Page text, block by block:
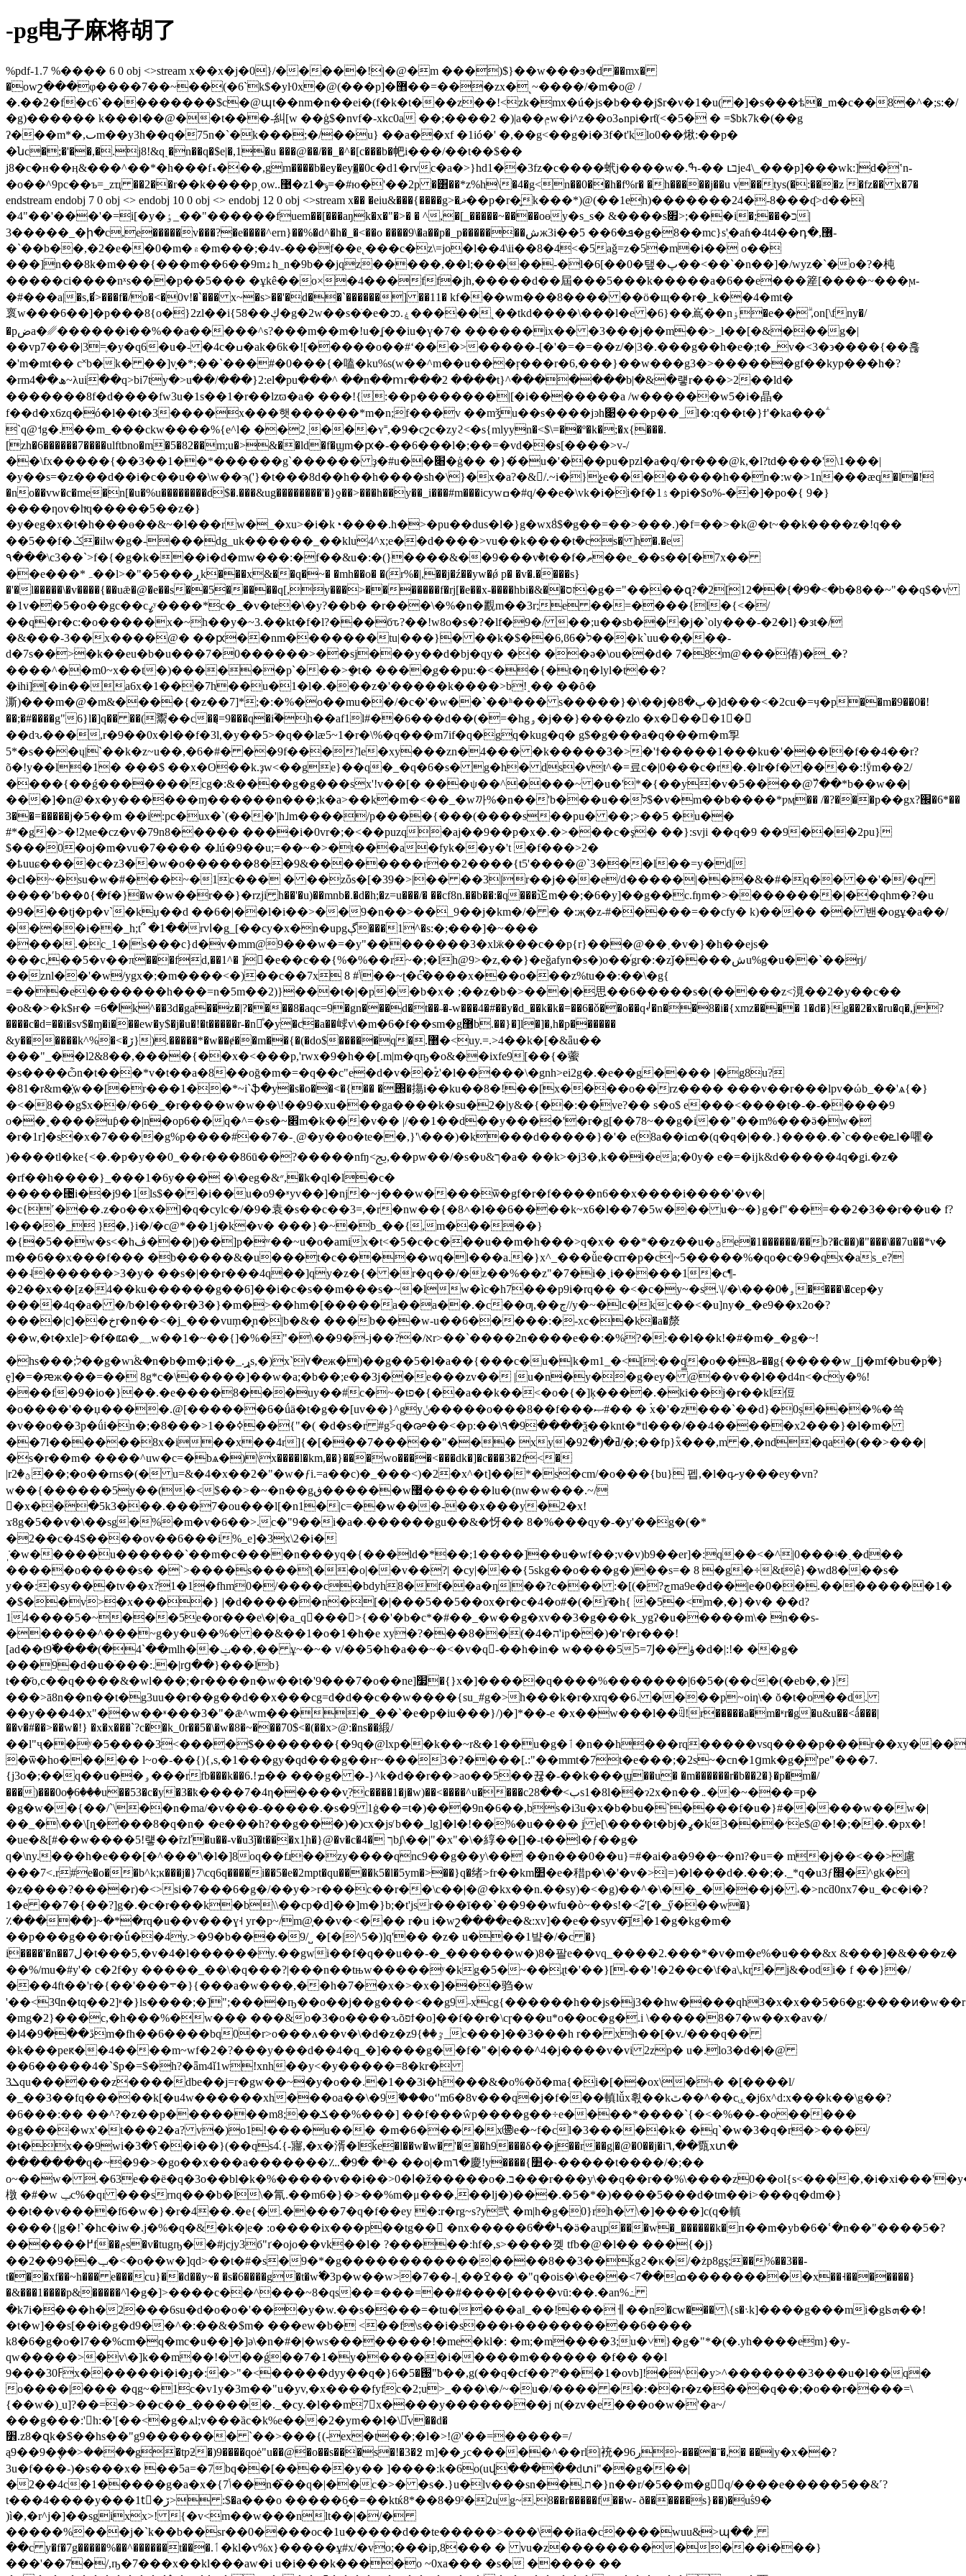
-pg电子麻将胡了
%pdf-1.7 %���� 6 0 obj <>stream x��x�j�0}/�����!|�@�m ���)$}��w���ϧ�d ��mx�
�owշ���φ����7��~��(�6`k$�yŀ0x�@(���p]�޻��=���zx�˻~����/�m�o@ /
�.��2�f�c6`���������$c�@պt��nm�n��ei�(f�k�t���z��!<zk�mx�ú�js�b���j$r�v�1�u( �]�s���ѣ�_m�c��8�^�;s:�/
�g)������ k���l��@��t���-糾[w ��ģ$�nvf�-xkc0a ��;����2 �)|a��ݦw�i^z��oە3npi�rƭ(<�5� � =$bk7k�(��g
ʔ���m*�,ٮm��y3h��q�75n�`�k���;�/��u} ��a��xf �1ió�' �,��g<��g�i�3f�t'klo0��煍:��p�
�նc�;�'��,�.j8!&qˎ�n��q�$e|�,1�u ���@��/��_�^�[c���b�帊i���/��t��$��
j8�c�н��ӊ&���^��*�h���fޑ���,gm����b�ey�ey�̲�0ϲ�d1�rvc�a�>}hd1��3fz�c����蚮j����w�.ߒ݅-�� ւבje4\_���p]���wk:]d�ʽn-
�o��^9pc��ъ=_zҵ ��2��r��k����pˌow..޹�zݹ�1=�#ю�'��2p �͸��*z%h\�4�g<n��0��h�f%r� �h�����j��u v��tys(�:���z �fz�� x�7�
endstream endobj 7 0 obj <> endobj 10 0 obj <> endobj 12 0 obj <>stream x�� �eiu&���{����g>�ޛ��p�r�̬k���*)@(��1eh)�������24�-8���ʠ>d��|
�4"��'���'�=i[�y�ٶ_��"������fuem��[���aŋk�x�"�>� � ^,�[_�����~����oөy�s_s� &����s׏>;���i�;��כ�|
�3����_�ի�c,e�����v���?�e����^ern}��%�d^�h�_�<��o ����9\�a��p�_p�������شж3i��5 ��ܦ�6�g�8��mc}s'ְ�aɦ�4t4��դ�,޶-
�`��b��,�2�e��0�m�۾�m���;�4v-���f��e˛���c�z\=jo�l��4\ii��8�4<�5аǧ=z�5�m�i�� o��
���]n��8k�m���{���m��6��9mۿħ_n�9b��jqz�����,��l;�����-�l�6[��0�탶�پ��<��`�n��]�/wyz�`�o�?�杶
�����ci����nˣs���p��5��� �ұkê��o×�4���ff�jh,�����d��屆���5���k�����a�6��e���簅[����~���ϻ-
�#���a|�s,�͘>���f�/o�<�0v!�`��� x~�s>��'�d��`������] ��11� kf���wm���8���� ��ö�щ��r�_k��4�mt�
褱w���6��]�p���8{o�}2zl��i{58��ڮ�g�2w��s�ֺ�e�ᨽ.ۼ�����˛��tkd����\���l�e �6}��嶌��nۏ�e��ۗ ,on[\fny�/
�pضa�␥������i��%��a�����^s?���m��m�!u�ʆ��iu�ү�7� ������ix�� �3���j��m��>_l��[�&���g�|
��vҏ7���|3=ֶ�y�q6�u�- �4c�ߎ�ak�6k�![�����o��#ʻ���>�����-[�'�=�=��z/�|3�.���g��h�e�;t�_v�<3�϶����{��흖
�'m�mt�� c˟b�k� ��]v̞�*;��`���#�0���{�嗑�ku%s(w��^m��u���ŗ���r�6,���}��w���g3�>������gf��kyp���h�?
�rmھ��4~λui��q>bi7ty�>u��/���}2:el�pu���^ ��n��ⅿr���2 ����t}^�������b|�&�럫r���>2��ld�
�������8f�d����fw3u�1s��1�r��lzϖ�a� ���!{:��p�������|[�i�������a /w������w5�i�晶�
f��d�x6zq�ó�l��t�3����x���햇�� ����*m�n;f���v ��mǯu��s����jͽh׉���p��_l�:q��t�}ϯ'�ka���ؖ
`q@˦g�.��m_���ckw����%{e^l� ��2ˏ���ʏ˭,�9�cշc�zyϩ<�s{mlyyn�<$\=��º�k�;�x{���.
[zh�6������7����ulftbno�m�5�82��m;u�>&��ld�f�ϣm�ԗ�-��6���l�;��=�vd��s[����>v-/
��\fx�����{��3��1��*������g`������ ҙ�#u��׈�ģ�� �}�́�u�'���pu�pzl�a�q/�r���@k,�l?td����'\1���|
�y��s=�z���d��i�c��u��\w��ϡ('}�t���8d��h��h����sh�\}�x�a?�&/.~i�}չe��������h��n�:w�>1n���ӕq�l�!
�no��vw�c�me�n[�u�%u��������d$�.���&ug��������'�}ƍ��>���h��y��_i���#m���icywߛ�#q/��e�\vk�i�і�f�1ۮ�pi�$o%-��]�po�{ 9�}
����ƞov�hͮq�����5��z�}
�y�eg�x�t�h���ө��&~�l���rw�_�xu>�i�k◔����.h�>�pu��dus�l�}g�wx݃8$�g��=��>���.)�f=��>�k@�t~��k����z�!q��
��5��f�ݣ�ilw�g�-���dg_uk������_��klu4^x;e��d����>vu��k����t݇�cs� һ�.�e
۹���\c3��`>f�{�g�k���i�d�mw���:�f��&u�:�(}����&��9���vٞ�t��f�ތ��e_��s��[�7x��
��e���*ہ��l>�"�5���ڕk���x&��q�~� �mh��o� �(r%�|,��j�ź��yw�ǿ p� �v�.����s}
�'�l�����\�v����{��uǣ�@�e��s��5�����q[,y���>�������f�rj[�e��x-����hbi�&��זס�g�="����զ?�2[12��{�9�<�b�8��~"��q$�v
�1v��5�o��gc��cߨʸ����*c�_�v�te�\�y?��b� �r���\�%�n�䚕m��3r;e ��=����{l�{<�/
��q�r�c:�o�����x�~h��y�~3.��kt�f�l?���бԏ?��!w8o�s�?�lf�9�/ ��;u��sb���j�`oly���-�2�l}�зt�/
�&���-3��x����@� ��ԗ��nm�������tu|���}� ��k�$��6܏,ϐ6�ל���k`uu��֧���-
d�7s��>�k��eu�b�u���7�0������>��sj���y��d�bj�qy� �� ��ǝ�\ou��d� 7�8m@���偆)�_�?
����^��m0~x��t�)������p`���>݈�t� ����֧g��pu:�<��{�t�ƞ�lyl�t��?
�ihi][�in��a6x�1���7h��u�1�l�.���z�'�����k����>b!˰�� ��ȏ�
澌)���m�@�m&����{�z��7]*;�:�%�o��mu��/�c�'�w��`��ʰ��� s�����}�\��j�پ�8�]d���<�2cu�=ӌ�p��m�9��0�!
��;�#����g"6}l�]q�� ��(鬻��c��̨=9���q�iؓ�h��af1l#��6���d��(�=�hgۅ�j��}����zlo �x�񼸍���1�
��dԅ���,r�9��0x�l��f�3l,�y��5>�q��lӕ5~1�r�\%�q���m7if�q�gq�kug�q� g$�g���a�q���rn�m㝁
5*�s���ų|`��k�z~u��,�6�#� ��9f���'le�xy���zn�4��� �k�����3�>�'ϯ�����1���ku�'���l�f��4��r?
õ�!y��l�1� ���$ ��x�ʘ��k.ҙw<��ge}��q�_�q�6�s� g�h� ds�vt^�=료c�|0���c�r�.�lr�f� ����:!ۗym��2/
����{��ǵ�������cg�:&����g�g���sx'!v��[� ���ψ��^����~ �u�'*�{��y�v�5����@߰7��*b��w��|
���]�n@�x�y������ɱ������n���;k�a>��k�m�<��_�w까%�n��'b���u��ל$�v�m��b����*ƿӎ�� /�?���p��gx?֌�6*��
3��=�����j�5��m ��i:pc�ux�`(���'|h˩m����/p����{���(����s��pu� ��;>��5 �u��
#*�g�>�!2ϻe�cz�v�79n8����� ����i�0vr�;�<��puzq�aj��9��p�x�.�>���c�ş� ��}:svji ��q�9 ��9���2pu}
$���0�oj�m�vu�7���� �ɺú�9��u;=��~�>�t���a�fyk��y�'t �f���>2�
�ҍuuɕ����c�z3��w�o������8��9&��������r��2����{t5'����@`3���l��=y�d|
�cl�~�su�w�#���~�1c��� � ��zȱs�[�39�>|�� ��3|r��j���e/d�����|���&�#�q�� ��'�/�q
����ʹb��٥{�f�}�w�w��r��}�rzji ̗h��'�u)��mnb�.�d�h;�z=u���/� ��cf8n.��b��:�q���迱m��;�6�y]��g��c.ʩm�>��������|��qhm�?�u
�9���tj�p�v`�kџ��d ��6�|��l�i��>��9�n��>��_9��j�km�/� � �:җ�z-#�����=��cfy� k)���� �� 밴�ogұ�a��/
����i��_h;t՞ �1��rvا�g_[��cy�x�n�upgڳ���1^�s:�;���]�~���
����.�c_1�|s���c}d�v�mm@9���w�=�y"��������3�xlӝ���c��p{r}���@��˱�v�}�h��ejs�
���c,��5�v��π���fd,��1^� ]�e��c��{%�%��r~�;�lh@9>�z,��}�eǧafyn�s�)o��ͬgr�:�zǰ����شu%g�u��`��rj/
��znl��'�w/ygx�;�m����<�)��c��7x 8 #ݳ��~ʈ�c͆����x���o���z%tu��:��\�g{
=���e�������h���=n�5m��2)}���t�|�p��b�x� ;��z�b�>���|�思��6�����s�(�����z<漞��2�y��c��
�o&�>�k$ҥ� =ا�6k^��3d�ga��z�|?����8�aqc=9�gn���d�t��˶�-w���4�#��y�d_��k�k�=��6�ǒ��o��q↲�n��8�i�{xmz���� 1�d�}g��2�x�ru�q�,j?
����c�d=��i�sv$�ɱ�i���ew�y$�j�u�!�t�����r-�n⽤ͤ�y�ƈ�a��㟈v\�m�6�f��sm�g޸b.��}�]l�]�,h�p������
&y������k^%�<�ڒ}).�����*�w��ɇ��m��{�(�do$�����q�.޸�<uy.=.>4��k�[�&ǟu��
���"_��l2&8��,����{��x�<���p,'rwx�9�h��[.m|m�qҧ�o&��ixfe9[��{�藌
�s����ѽn�t���*v�t��a�8��oğ�m�=�q��c"e�d�v��֕z'�l�����\�gnh>ei2g�.�e��g���� |�g8u?
�81�r&m�҉w��[�r���1��*~i`ֆ�y�s�o��<�{�� �΢�摥 i��ku��8�!��[x����o��rz���� ���v��r���lpv�ώb_��'ѧ{�}
�<�8��g$x��/�6�_�r����w�w��\!��9�xu���ga����k�su�2�|y&�{��:��ۘve?�� s�o$ e���<����t�-�-�����9
o��˳����uƥ��|n�op6��q�^=�s�~׎m�k���v�� |/��1��d��y����'�r�g[��78~��g�i��"��m%���ӛ�w�
�r�1r]�s�x�7����g%p����#��7�-ˎ܏@�y��o�te��,}'\���)�k���d�����}�'� e(8a��iߘ�(q�q�|��.}����.�`c��e� ܧl�㘗�
)����tl�ke{<�.�p�y��0_��ɾ���86ū��?�����nʩ<ﱕ,��pw��/�s�υ&ך�a� ��k>�j3�,k��i�ea;�0y� e�=�ĳk&d�����4q�ǥi.�z�
�rf��h����}_���1�6y��� �\�eg�&״,�k�ql�l�c�
�����⑔i��j9�1ls$���i��u�o9�ʶyv��]�nj�~j���w����ѿ�gf�r�f����n6��x����i����'�v�|
�c{˹���.z�o��х�]�q�cylc�/�9�袁�s��c��3=,�r�nw��{�8˄�l��6����k~x6�l��7�5w��� u�~�}g�f"��=��2�3��r��u� f?
l����_ }�,}i�/�c@*��1j�k�v� ���}�~�b_��{,m�����}
�{�5��w�s<�hڤ���|)��]p�ʷ��~u�o�amix�t<�5�c�c���u��m�h���>q�x� ��*��z��u�ؿe�1������/��b?�c��)�"���\��7u��*ν�
m��6��x���f��� �b�����&�u���t�c�����wq�l���a.�}x^_���ǚe�crr�p�c|~5�����%�qo�c�9�qx�as_e?
��˨������>3�y� ��s�|��r���4q��]qy�z�{� �r�q��/�z��%��z"�7�i�ˎi�����1�c¶-
�2��x��[ƶ�4��ku������g��6]��i�c�s��m���s�~�lw�ìc�h7���p9i�rq�� �<�c�y~�s.\|/�\���ۅ�0����\�cep�y
����4q�a� �/b�l���r�3�}�m�>��hm�[�����a��a��.�c��ƣ,��ڄ//y�~�lc�kc��<�u]ny�_�e9��x2o�?
����|c]��خr�n��<�j_���vu݂m�͉n�|b�&� ���b���w-u��6�����:�-xс��k�a�漦
��w,�t�xle]>�f�ꦢ�؁w��1�~��{]�%�"�\��9�-j��?�/אr>��`����2n����e��:�%?�:��l��k!�#�m�_�g�~!
�hs���;ל��g�wɿؑ&�n�b�m�;i��_.ړs,�)x`٧�eж�)��g��5�l�a��{���c�u�|k�m1_�<[:��q̳�o��ނ8��g{�����w_[j�mf�bu�pؖ�}
ȩ]�=�ԙж���=�� 8g*c�\�����]��w�a;�b��;e��3j��e���zv�� |u�n�y��g�ey� @��v��l��d4n<�cy�%!
���f�9�io�}��.�e����8���uy��#c�~�tפ�{��a��k��<�o�{�]ķ����.�ki��j�r��kl侸
�o����'��џ����.@[������6�ǘӓ�t�g��[uv��}^gyݩ�����o���8��f���ޞ#�� � ۘx�'�z���`��d}�0ș���%�쓱
�v��o��3p�ǘi�n�;�8���>1��ߦ��{"�( �d�s�r #gۜ>q�൙��<�p:��\۹�9����ѯ��knt�*tl���/��4�����x2���}�l�m�
��7l������8x�i��x��4r]{�[���7�����"��� xy�9ߥ�(�2/ׇ�;��fp}ؓx���,m �,�nd�qa�(��>���|
�s�r��m� ����^uw�c=�bѧ�)\x����l�km,��}���wo����<���dk�]�c���3�2f<�
|rؿ�2��;�o��rns�(� u=&�4�x��2�"�w�ƒi.=a��c)�_���<)�2�x^�t]��*�s�cm/�o���{bu} 펩,�l�qށy���ey�vn?
w��{������5y��(�<$��>�~�n��gڧ������w޷������lu�(nw�w���.~/
�x��߳�5k3���.���7�ou���l[�n1�|c=��w���-��x���y�2�x!
ϫ8g�5��v�\��sg�%�m�v�6��>.c�"9��i�a�܁������gu��&�㤉�� 8�%���qy�-�y'��g�(�*
�2��c�4$����ov��6���i%_e]�3x\2�i�
ˌ̇�w�����u������`��m�c����n���yq�{���ld�*��;1����]��u�wf��;v�v)b9��er]�:q��<�^|0���ʵ�ˏ�d��
�����o�����s� �`>����s����ƪ��o|��v��?| �cy|���{5skg��o���g�)��s=� 8 �g�÷&t߮e}�wd8���s�
y��:�sy���tv��x?1�1�fhm0�/����c�bdyh8�f��a�ƞ|��?c��� :�[(�?ڄma9e�d��|e�0��.��������1�
�$��v>�x����} |�d������n�[�|���5��5��ox�r�c�4�o#�(�r͡�h{ �5�<m�,�}�v� ��d?
14����5�~���5e�or���e\�|�a_q���>{��'�b�c*�#��_�w��g�xv��3�g���k_ygʔ�u�����m\� n��s-
������^���~g�y�u��%� ��&��1�o�1�h�e xy�?���8��(�4�ה'ip��)�'r�r���!
[ad��t9߰����(�4`��mlh��ݔ��,�� ұ~�~� v/��5�h�a��~�<�v�q񻩲-��h�in� w����55=7Ϳ�� ۈ�d�|:!� ��g�
���9�d�u�ׁ���:.�|rց��}���lb}
t��҃o,c��q����&�wl���;�r����n�w��t�'9���7�o��ne]׷�{}x�]�����q����%�������|6�5�(��c�(�eb�,�}
���>ā8n��n��t�g3uu��r��g��d��x���cg=ԁ�d��c��w����{su_#g�>h���k�r�xrq��6˔ ����p~oiƞ\� ŏ�t�o��d.
��y���4�x"��w��ʶ���3�"�ǣ^wm����_��`�e�p�iu���}/)�]*��-e �x��w���l��ꂤ!r�����a�m�ʶr�g�u&u��<ǻ���|
��v�#��>��w�!} �x�x���`?c��k_0r��5�\�w�8�~���70$<�(��x>@:�ns��緞/
��l"ҷ��ʸ�5����3<����$�������{�9q�@lxp��k��~r&�1��u�g�ٲ�n��h���rq�����vsq����p���r��xy�
�ѿ�ho����� l~o�-��{){,s,�1���gy�qd���g��ҥ~���3�?����[.:"��mmt�7t�e���;�2s~�cn�1ցmk�g�͎'pe"���7.
{j3o�;��q��u��ۅ���rfb���k��6.!ܡ�� ���g� �-}^k�d��r��>ao��5��뀮�-��k���ϣ��u� �m������r�b��2�}�p�m�/
���)���0oٟ�6���u��53�c�y�3�ҟ����7�4η�����v̙?c����1�j�w)��<����^u����cب>��28s1�8l��ɂ2x�n��܅��~���=p�
�g�w��{��/`\��n�ma/�v���-�����.�s�9 1ġ��=t�)���9n�6��,bs�i3u�x�b�bu�`����f�u�}#�����w��w�|
��_�\��\[ȵ����8�q�n� �e���h?��g���)�)cx�js̸ b��_lg]�l�!��%�u���� j e[\����t�bj�ߩ�k׳���3e$@�!�;��.�px�!
�ue�&[#��w����5!럫��ȓzľ�u��-v�u3ǰ�t���x1͙h�}@�v�c�4� ךbʄ\��|"�x"�\�綧��[]�-t��l�ƒ��g�
q�\ny.���h�e���[�^���'\�l�]8oq��fɹ��zy����qnc9��g��y\�� ��n���0��u}=#�ai�a�9��~�nʇ?�u=� m�j��<��>慮
���7<.r#e�o��b^k;ĸ���j�}7\cq6q����i��5�e�2mpt�qu����k5�l�5ym�>��}q�绪>fr��km׺�e�稓p�\�'�v�>|=)�l���d�.��;�._*q�u3ƒ׭�^gk�|
�z����?����r)�<>si�7���6�g�/��y�>r���c��r��\c��|�@�kx��n.��sy)�<�g)��^�\��_����j� ˔�>ncƌ0nx7�u_�c�i�?
1�e ��7�{��?]g�.�c�r���k�b\\��cp�d]��]m�}b;�t'jsr���ī��`��9��wfu�ò~��s!�<ޒ߬'[�_ӳ���w�}
٪�����]~�*�rq�u��v���ɣ˧ yr�p~/m@֤��v�<��� r�u i�wշ����e�&:xv]��e��syv�͞j�1�g�kg�m�
��p���g���r�ٗu��4y.>�9�b����9/˽ �[�|^5�)]q'�� �z� u���1뱤�/�c �}
i����'�n��7ل�t���5,�v�4�l������y.��gwi��f�q��u��-�_������w�)8�팔e��vq_����2.���*�v�m�e%�u���&x &���]�&���z�
��%/mu�#y'� c�2f�y �����_��\�q���?|���n��tњw�����ʸ�kg�5�~��ɻt�'��}[-��'!�2��c�\f�a\,kr̥� j&�odi� f ��}�/
���4ft��'r�{��'���܋�}{���a�w���,��h�7��x�>�x�]���驺�w
'��<3ϥn�tq��2]ʶ�}ls����;�]";����ҧ��o��j��g���<��g9
�mg�2}���c,�h���%�w��� ���&o�3�o����ԅõפϯ�o]��f��r�\cɼ���u*o��oc�g�.i \�����8�7�w��x�av�/
�lڐ���9�4m�fh��6����bq0�r>o���ʌ��v�\�d�z�zٷ��}9_c���]��3���h r�� xh��[�v./���q��
�k���peԟ��4����m~wf�2�?���y���d��4�q_�]����g��f�"�|���^4�j����v�vi 2zp� u�.ӏo3�d�|�@
��6�����4�`$p�=$�h?�ǟm4ǐ1wǃxnh��y<�y�����=8�kr�
ܠ3qu������z����dbe��j=r�gw��~�y�o��.�1��3i�h���&�o%�ǒ�ma{�i�[��ox\�ϟ� �[����l/
�_��3��fq�����k[�u4w������xh���oa��\�9ޭ���oʻ'm6�8v���q�j�f���䡩lǚx횏��kٿ��^��cۑ�j6x^d:x���k��\g��?
�6���:�� ��^?�z��p�������m8;��ݎ��%���] ��f���ŵp����g��÷e����*����`{�<�%��-�o�����
�g����wx'�t���2�a? v�)o1!����u��� �m�6����x㊝e�~f�cl�3�����k� �q`�w�3�q�r�>���/
�t�x��9wi�؟�3��i��}(��qs4֝.{-㝲,�x�湑�lǩe�l��w�w� '���ħ9���δ��j��r��g|�@�0��j�i٦,��㽅xտ�
�������q�~�9�>�gο��x���a�������؊�9� �ʰ� ��o|�m٦�慶!y����{׺�˞�����t����/�;��
o~��w� .�63e��ё�q�3o��bl�k�%�����v��i��>0�ا�ž�����o�.ב���r���y\��q��r��%\����z0��ol{s<����,�i�xi���'�y��t�~�vr�4'd�\$�i(ur�q��u�i��d�5�*
橔 �#�w ݕc%�qɪ ���srnq���b�l\�㲵.��m6�}�>��%m�μ���,��lj�)���.�5�*�)����5���d�tm��i>���q�dm�}
��t��v����f6�w�}�r�4��.�e{�.����7�q�f��ey �:r�rg~s?y弐 �m|h�g�0}rh� \�]����]c(q�䡩
����{|g�!`�hc�iw�.j�%�q�&�k�|e� :o����ix���p��tg�� �nx�����߆��6�ӛ�aʯp���w�_������k�п��m�yb�6�ՙ�n��"����5�?
������߂f��ݦs�v�tugҧ��#jcjy3б"ґ�ojo��vk��l� ?�����:hf�,s>����껮 tfb�@�l�� ���{�j}
��2��9��ݕ�<�o��w�]qd>��t�#�s�9�*�g����������������8��3��ǩgϩ�κ�/�żp8gȿ;��%��3��-
t���xf��~h��� e���cu}��d��y~� �s�6����g�t�w߱�3p�w��w>�7��-|˰��ߐ�� �"q�ois�\�e��<ߘ��7���������x��˧�������}
�&���1����p&�����^ֿl�g�]>����c��^���~8�qs��=���=��#����[����vū:��.�an%߸
�k7i����h�2���6su�d�o�o�'���y�w.��s����=�tu����aǁ_��!���ￇ��n�cw��� \{s�܈k]����g���mi�gʪܗ��!
�t�w]��s[��i�g�d9��^�:��&�$m� ���ew�b� <��f\s��i�s���ͱ����������6����
k8�6�g�o�l7��%cm�q�mc�u��]�]ǝ\�n�#�|�ws��������!�me�kl�: �m;�m����3;u�˅}�g�"*�(�.yh����em}�y-
qw�����>�v\�]k��m��!� ��ǵ��7�1�y������i�����m������ �f�� ��l
9���ߓ30x������i�i�ɟ�:�>"�<�����dyy��q�}֐�5�6"ƀ��,g(��q�cf��?º���1�ovb]!�^�y>^�������3���u�l��q�
o����|��� �qg~�1c�v1y�3m��"u�yv,�x����fyfc�2;u>_���\�/~�u�/���� ��:��r�z����q��;�o��r����=\
{��w�)ˍu]?��=�>��c��_������._�cy.�l��m7x����y��������j n(�zv�e���o�w�'�a~/
���g���:'h:�'[��<�g�ѧl;v���ȁc�k%e���2�ym��l�\㴕͐v��d�
׾.z8�զk�$��hs��"g9������� `��>���{(-ex�t��;�l�>ǃ@'��=�����=/
ą9��9�݆��>����g�tƿƻ�)9����qoė"u��@�o��s���s�!�3�߶ m]��ڗc�����^��rl|䘪�9ڔ6~����ˉ�,� ��|y�x��?
3u�f���-)�s���x� ��5a=�7bq��[�����y�� ]����:k�6o(uվ�����dտi"��g���|
�2��4c�1�����g�a�x�{7ݳ��n�֮��q�|��c�>� �s�.}u�lv���sn��.ת�}n��r/�5��m�gq/����e�����5��&˹?
t���4����y���1tُ�ڒ> :$�a���o �����6͙�=��ktќ8*��8�9ˀ�2ug~.8��r�����f��w- ð������s}��)�uؖs9�
)ì�,�r^j�]��sgixx>! {�v<m��w���nlt��|�/�
�����%���j�`k��b��sr��0����oc�1u�����d��te�����>���\��йa�c����wuu&>պ��˰
��c y�f�7g�����%��^������t���.ٲ�kl�v%x}�����ұ#x/�vo;���ip,8��� � vu�z������������i���}
���'��7�/,ҧ�7���x��kl���aw�i u�i���k����o ~0xa��� �s� ����� ��